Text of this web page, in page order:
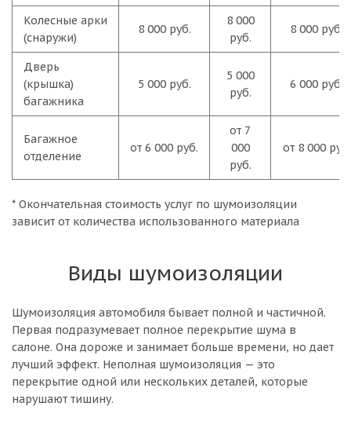
Колесные арки
(снаружи)
8 000 руб.
8 000
руб.
8 000 руб.
Дверь
(крышка)
багажника
5 000 руб.
5 000
руб.
6 000 руб.
Багажное
отделение
от 6 000 руб.
от 7
000
руб.
от 8 000 руб.
* Окончательная стоимость услуг по шумоизоляции
зависит от количества использованного материала
Виды шумоизоляции
Шумоизоляция автомобиля бывает полной и частичной.
Первая подразумевает полное перекрытие шума в
салоне. Она дороже и занимает больше времени, но дает
лучший эффект. Неполная шумоизоляция — это
перекрытие одной или нескольких деталей, которые
нарушают тишину.